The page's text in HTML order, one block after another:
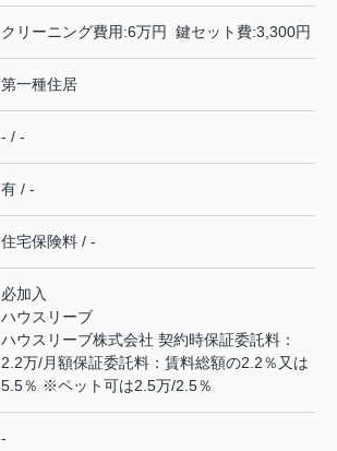
クリーニング費用:6万円 鍵セット費:3,300円
第一種住居
- / -
有 / -
住宅保険料 / -
必加入
ハウスリーブ
ハウスリーブ株式会社 契約時保証委託料：
2.2万/月額保証委託料：賃料総額の2.2％又は
5.5％ ※ペット可は2.5万/2.5％
-